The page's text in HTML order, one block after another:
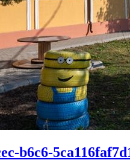
b6c6-